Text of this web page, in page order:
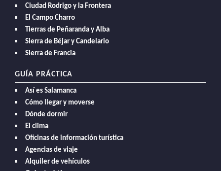
Ciudad Rodrigo y la Frontera
El Campo Charro
Tierras de Peñaranda y Alba
Sierra de Béjar y Candelario
Sierra de Francia
GUÍA PRÁCTICA
Así es Salamanca
Cómo llegar y moverse
Dónde dormir
El clima
Oficinas de información turística
Agencias de viaje
Alquiler de vehículos